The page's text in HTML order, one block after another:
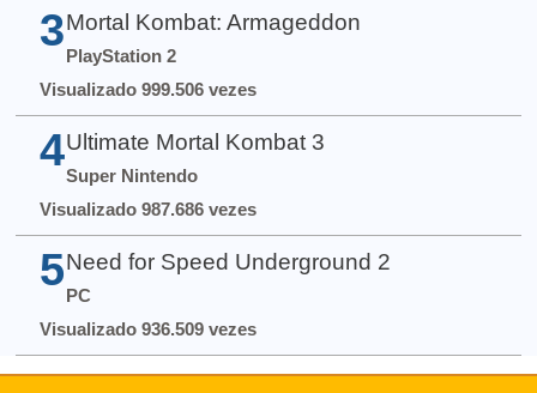
3 Mortal Kombat: Armageddon
PlayStation 2
Visualizado 999.506 vezes
4 Ultimate Mortal Kombat 3
Super Nintendo
Visualizado 987.686 vezes
5 Need for Speed Underground 2
PC
Visualizado 936.509 vezes